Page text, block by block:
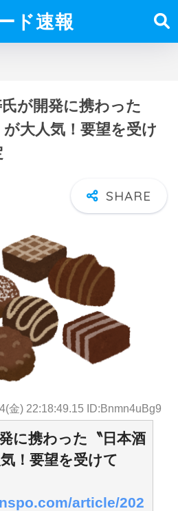
ド速報
氏が開発に携わった
が大人気！要望を受け
金) 22:18:49.15 ID:Bnmn4uBg9
に携わった〝日本酒
！要望を受けて
article/202